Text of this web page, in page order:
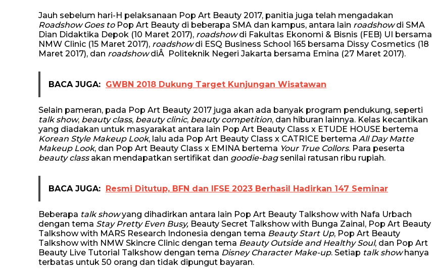
Jauh sebelum hari-H pelaksanaan Pop Art Beauty 2017, panitia juga telah mengadakan
Roadshow Goes toPop Art Beauty di beberapa SMA dan kampus, antara lain roadshowdi SMA
Dian Didaktika Depok (10 Maret 2017), roadshowdi Fakultas Ekonomi & Bisnis (FEB) UI bersama
NMW Clinic (15 Maret 2017), roadshowdi ESQ Business School 165 bersama Dissy Cosmetics (18
Maret 2017), dan roadshowdiÂ Politeknik Negeri Jakarta bersama Emina (27 Maret 2017).
BACA JUGA: GWBN 2018 Dukung Target Kunjungan Wisatawan
Selain pameran, pada Pop Art Beauty 2017 juga akan ada banyak program pendukung, seperti
talk show, beauty class, beauty clinic, beauty competition, dan hiburan lainnya. Kelas kecantikan
yang diadakan untuk masyarakat antara lain Pop Art Beauty Class x ETUDE HOUSE bertema
Korean Style Makeup Look, lalu ada Pop Art Beauty Class x CATRICE bertema All Day Matte
Makeup Look, dan Pop Art Beauty Class x EMINA bertema Your True Collors. Para peserta
beauty classakan mendapatkan sertifikat dan goodie-bagsenilai ratusan ribu rupiah.
BACA JUGA: Resmi Ditutup, BFN dan IFSE 2023 Berhasil Hadirkan 147 Seminar
Beberapa talk showyang dihadirkan antara lain Pop Art Beauty Talkshow with Nafa Urbach
dengan tema Stay Pretty Even Busy, Beauty Secret Talkshow with Bunga Zainal, Pop Art Beauty
Talkshow with MARS Research Indonesia dengan tema Beauty Start Up, Pop Art Beauty
Talkshow with NMW Skincre Clinic dengan tema Beauty Outside and Healthy Soul, dan Pop Art
Beauty Live Tutorial Talkshow dengan tema Disney Character Make-up. Setiap talk showhanya
terbatas untuk 50 orang dan tidak dipungut bayaran.